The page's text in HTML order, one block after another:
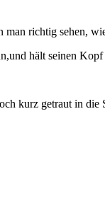
man richtig sehen,
hält seinen
kurz getraut in